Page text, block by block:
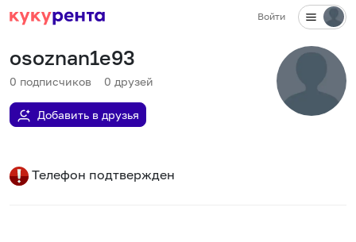
Войти
osoznan1e93
0 подписчиков 0 друзей
Добавить в друзья
Телефон подтвержден